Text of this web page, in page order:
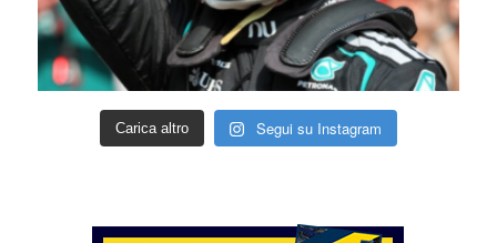
Carica altro Segui su Instagram